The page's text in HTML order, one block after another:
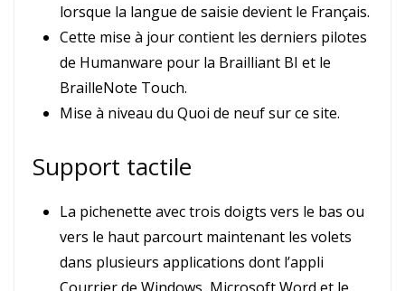
lorsque la langue de saisie devient le Français.
Cette mise à jour contient les derniers pilotes
de Humanware pour la Brailliant BI et le
BrailleNote Touch.
Mise à niveau du Quoi de neuf sur ce site.
Support tactile
La pichenette avec trois doigts vers le bas ou
vers le haut parcourt maintenant les volets
dans plusieurs applications dont l’appli